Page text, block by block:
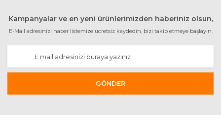
Kampanyalar ve en yeni ürünlerimizden haberiniz olsun,
E-Mail adresinizi haber listemize ücretsiz kaydedin, bizi takip etmeye başlayın.
GÖNDER